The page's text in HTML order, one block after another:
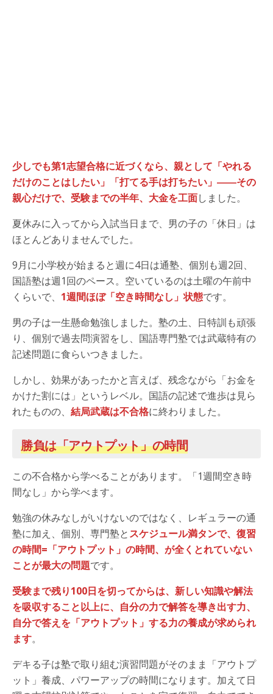
少しでも第1志望合格に近づくなら、親として「やれる
だけのことはしたい」「打てる手は打ちたい」――その
親心だけで、受験までの半年、大金を工面しました。
夏休みに入ってから入試当日まで、男の子の「休日」は
ほとんどありませんでした。
9月に小学校が始まると週に4日は通塾、個別も週2回、
国語塾は週1回のペース。空いているのは土曜の午前中
くらいで、 1週間ほぼ「空き時間なし」状態です。
男の子は一生懸命勉強しました。塾の土、日特訓も頑張
り、個別で過去問演習をし、国語専門塾では武蔵特有の
記述問題に食らいつきました。
しかし、効果があったかと言えば、残念ながら「お金を
かけた割には」というレベル。国語の記述で進歩は見ら
れたものの、 結局武蔵は不合格に終わりました。
勝負は「アウトプット」の時間
この不合格から学べることがあります。「1週間空き時
間なし」から学べます。
勉強の休みなしがいけないのではなく、レギュラーの通
塾に加え、個別、専門塾とスケジュール満タンで、復習
の時間=「アウトプット」の時間、が全くとれていない
ことが最大の問題です。
受験まで残り100日を切ってからは、新しい知識や解法
を吸収すること以上に、自分の力で解答を導き出す力、
自分で答えを「アウトプット」する力の養成が求められ
ます。
デキる子は塾で取り組む演習問題がそのまま「アウトプ
ット」養成、パワーアップの時間になります。加えて日